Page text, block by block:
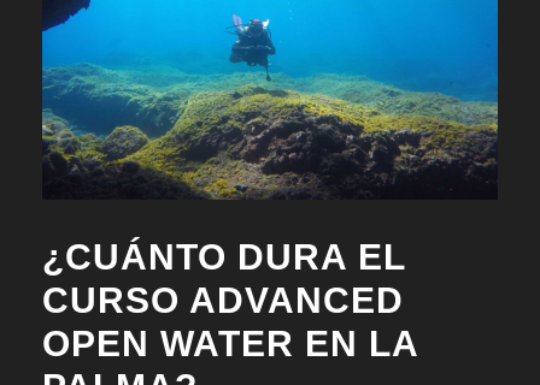
¿CUÁNTO DURA EL
CURSO ADVANCED
OPEN WATER EN LA